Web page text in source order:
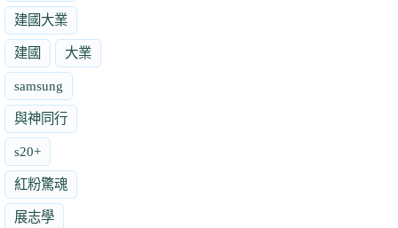
建國大業
建國 大業
samsung
與神同行
s20+
紅粉驚魂
展志學